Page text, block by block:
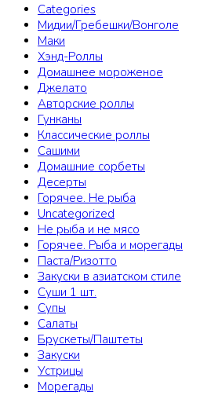
Categories
Мидии/Гребешки/Вонголе
Маки
Хэнд-Роллы
Домашнее мороженое
Джелато
Авторские роллы
Гунканы
Классические роллы
Сашими
Домашние сорбеты
Десерты
Горячее. Не рыба
Uncategorized
Не рыба и не мясо
Горячее. Рыба и морегады
Паста/Ризотто
Закуски в азиатском стиле
Суши 1 шт.
Супы
Салаты
Брускеты/Паштеты
Закуски
Устрицы
Морегады